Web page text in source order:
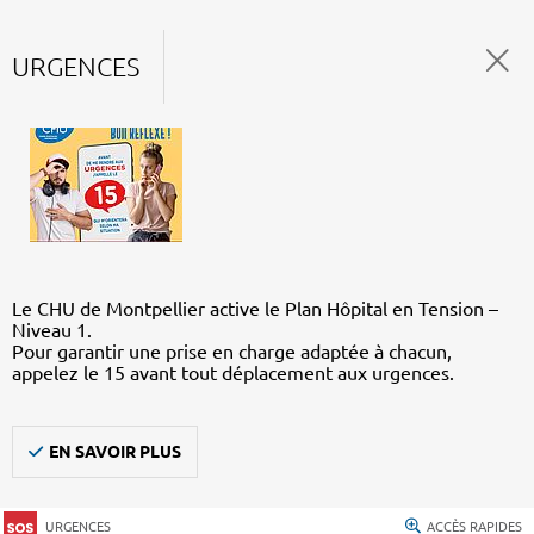
URGENCES
Le CHU de Montpellier active le Plan Hôpital en Tension –
Niveau 1.
Pour garantir une prise en charge adaptée à chacun,
appelez le 15 avant tout déplacement aux urgences.
EN SAVOIR PLUS
URGENCES ACCÈS RAPIDES